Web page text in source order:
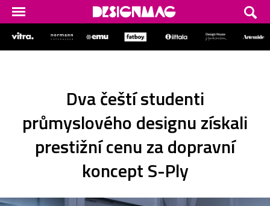
Dva čeští studenti
průmyslového designu získali
prestižní cenu za dopravní
koncept S-Ply